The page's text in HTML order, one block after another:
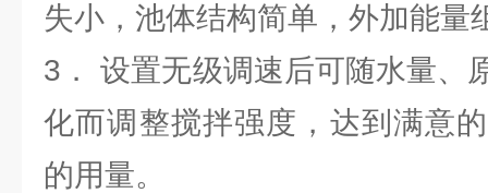
失小，池体结构简单，外加能量
3． 设置无级调速后可随水量、
化而调整搅拌强度，达到满意
的用量。